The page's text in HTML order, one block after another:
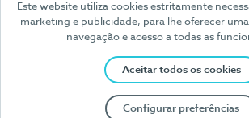
Este website utiliza cookies estritamente
marketing e publicidade, para lhe oferecer
navegação e acesso a todas as
Aceitar todos os cookies
Configurar preferências